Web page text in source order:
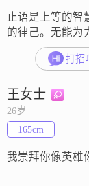
止语是上等的智
的律己。无能为
生命里无缘的
执念，当离。
从容不迫，优雅
打招
王女士
26岁
165cm
我崇拜你像英雄